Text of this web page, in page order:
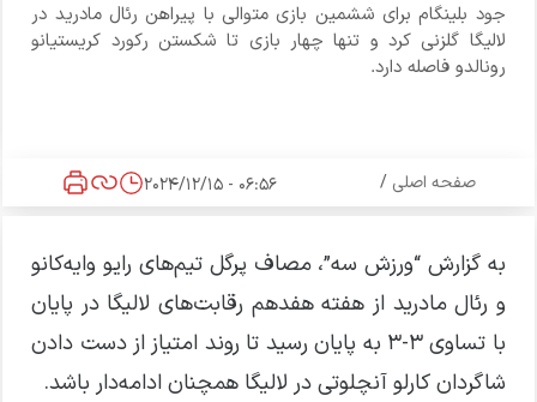
صفحه اصلی /
06:56 - 2024/12/15
جود بلینگام برای ششمین بازی متوالی با پیراهن رئال مادرید در
لالیگا گلزنی کرد و تنها چهار بازی تا شکستن رکورد کریستیانو
رونالدو فاصله دارد.
به گزارش “ورزش سه”، مصاف پرگل تیم‌های رایو وایه‌کانو
و رئال مادرید از هفته هفدهم رقابت‌های لالیگا در پایان
با تساوی ۳-۳ به پایان رسید تا روند امتیاز از دست دادن
شاگردان کارلو آنچلوتی در لالیگا همچنان ادامه‌دار باشد.